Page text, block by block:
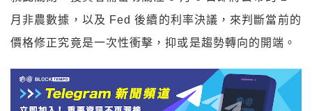
月非農數據，以及 Fed 後續的利率決議，來判斷當前的
價格修正究竟是一次性衝擊，抑或是趨勢轉向的開端。